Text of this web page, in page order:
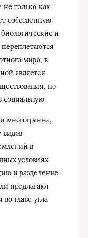
не только как
собственную
и
мира, в
является
но
социальную.
многогранна,
видов
в
условиях
и разделение
предлагают
во главе угла